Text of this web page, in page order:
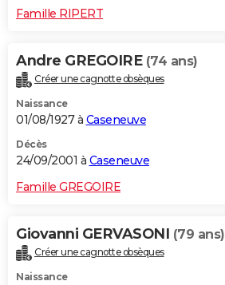
Famille RIPERT
Andre GREGOIRE (74 ans)
Créer une cagnotte obsèques
Naissance
01/08/1927 à Caseneuve
Décès
24/09/2001 à Caseneuve
Famille GREGOIRE
Giovanni GERVASONI (79 ans)
Créer une cagnotte obsèques
Naissance